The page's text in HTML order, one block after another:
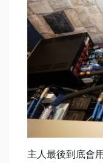
主人最後到底會